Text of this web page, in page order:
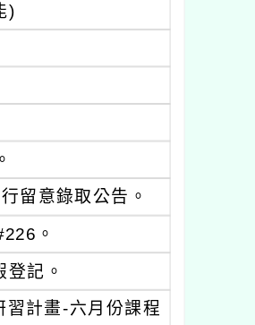
)
留意錄取公告。
。
記。
習計畫-六月份課程